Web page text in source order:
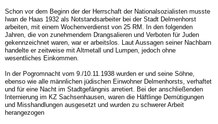
Schon vor dem Beginn der der Herrschaft der Nationalsozialisten musste
Iwan de Haas 1932 als Notstandsarbeiter bei der Stadt Delmenhorst
arbeiten, mit einem Wochenverdienst von 25 RM. In den folgenden
Jahren, die von zunehmendem Drangsalieren und Verboten für Juden
gekennzeichnet waren, war er arbeitslos. Laut Aussagen seiner Nachbarn
handelte er zeitweise mit Altmetall und Lumpen, jedoch ohne
wesentliches Einkommen.
In der Pogromnacht vom 9./10.11.1938 wurden er und seine Söhne,
ebenso wie alle männlichen jüdischen Einwohner Delmenhorsts, verhaftet
und für eine Nacht im Stadtgefängnis arretiert. Bei der anschließenden
Internierung im KZ Sachsenhausen, waren die Häftlinge Demütigungen
und Misshandlungen ausgesetzt und wurden zu schwerer Arbeit
herangezogen